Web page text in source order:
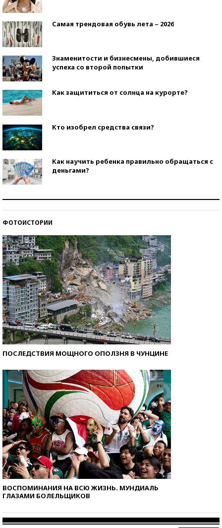
Самая трендовая обувь лета – 2026
Знаменитости и бизнесмены, добившиеся
успеха со второй попытки
Как защититься от солнца на курорте?
Кто изобрел средства связи?
Как научить ребенка правильно обращаться с
деньгами?
ФОТОИСТОРИИ
ПОСЛЕДСТВИЯ МОЩНОГО ОПОЛЗНЯ В ЧУНЦИНЕ
ВОСПОМИНАНИЯ НА ВСЮ ЖИЗНЬ. МУНДИАЛЬ
ГЛАЗАМИ БОЛЕЛЬЩИКОВ